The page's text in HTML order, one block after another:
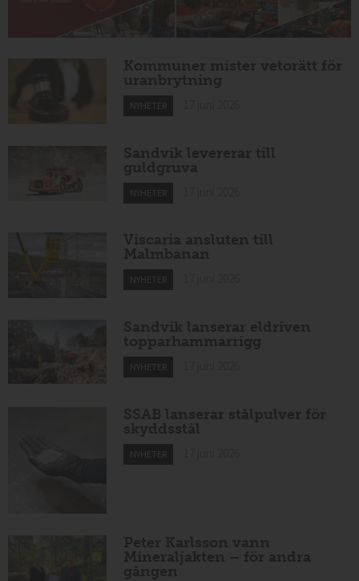
Kommuner mister vetorätt för
uranbrytning
NYHETER
Sandvik levererar till
guldgruva
NYHETER
Viscaria ansluten till
Malmbanan
NYHETER
Sandvik lanserar eldriven
topparhammarrigg
NYHETER
SSAB lanserar stålpulver för
skyddsstål
NYHETER
Peter Karlsson vann
Mineraljakten – för andra
gången